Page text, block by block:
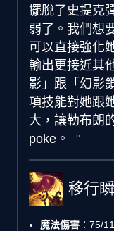
擺脫了史提克
弱了。我們想
可以直接強化
輸出更接近其
影」跟「幻影
項技能對她跟
大，讓勒布朗
poke。
移行
魔法傷害 ：75/